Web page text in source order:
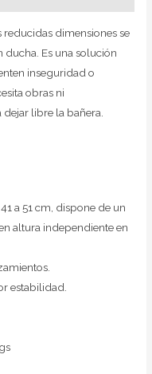
dimensiones se
Es una solución
inseguridad o
obras ni
libre la bañera.
a 51 cm, dispone de un
altura independiente en
estabilidad.